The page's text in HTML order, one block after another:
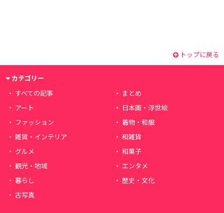
トップに戻る
カテゴリー
すべての記事
まとめ
アート
日本画・浮世絵
ファッション
着物・和服
雑貨・インテリア
和雑貨
グルメ
和菓子
観光・地域
エンタメ
暮らし
歴史・文化
古写真